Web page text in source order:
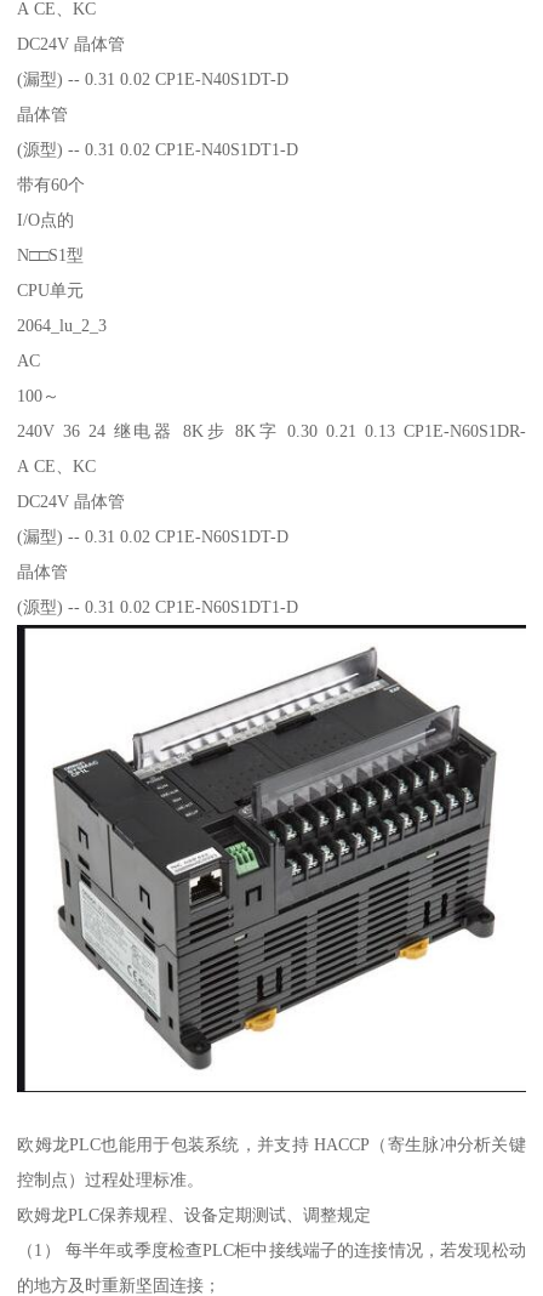
A CE、KC
DC24V 晶体管
(漏型) -- 0.31 0.02 CP1E-N40S1DT-D
晶体管
(源型) -- 0.31 0.02 CP1E-N40S1DT1-D
带有60个
I/O点的
N□□S1型
CPU单元
2064_lu_2_3
AC
100～
240V 36 24 继电器 8K步 8K字 0.30 0.21 0.13 CP1E-N60S1DR-
A CE、KC
DC24V 晶体管
(漏型) -- 0.31 0.02 CP1E-N60S1DT-D
晶体管
(源型) -- 0.31 0.02 CP1E-N60S1DT1-D
欧姆龙PLC也能用于包装系统，并支持 HACCP（寄生脉冲分析关键
控制点）过程处理标准。
欧姆龙PLC保养规程、设备定期测试、调整规定
（1） 每半年或季度检查PLC柜中接线端子的连接情况，若发现松动
的地方及时重新坚固连接；